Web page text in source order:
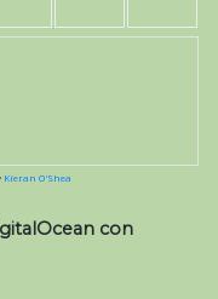
Kieran O'Shea
con